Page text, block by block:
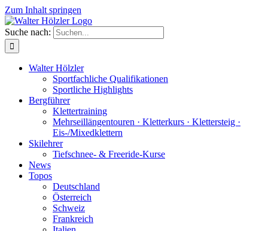
Zum Inhalt springen
Suche nach:
Walter Hölzler
Sportfachliche Qualifikationen
Sportliche Highlights
Bergführer
Klettertraining
Mehrseil­längen­touren · Kletterkurs · Klettersteig ·
Eis-/Mixedklettern
Skilehrer
Tiefschnee- & Freeride-Kurse
News
Topos
Deutschland
Österreich
Schweiz
Frankreich